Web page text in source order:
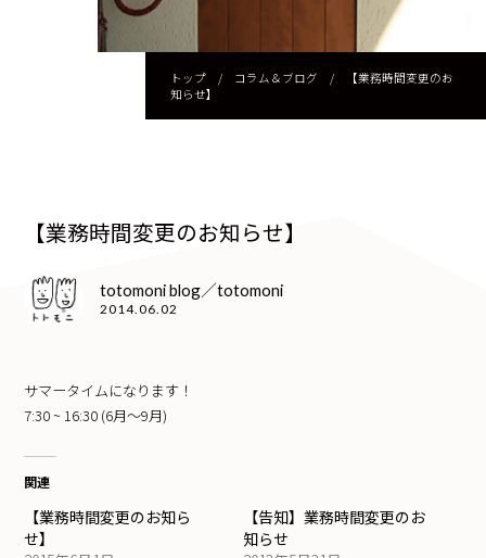
トップ/ コラム＆ブログ /
【業務時間変更のお
知らせ】
【業務時間変更のお知らせ】
totomoni blog／totomoni
2014.06.02
サマータイムになります！
7:30 ~ 16:30 (6月〜9月)
関連
【業務時間変更のお知ら
せ】
【告知】業務時間変更のお
知らせ